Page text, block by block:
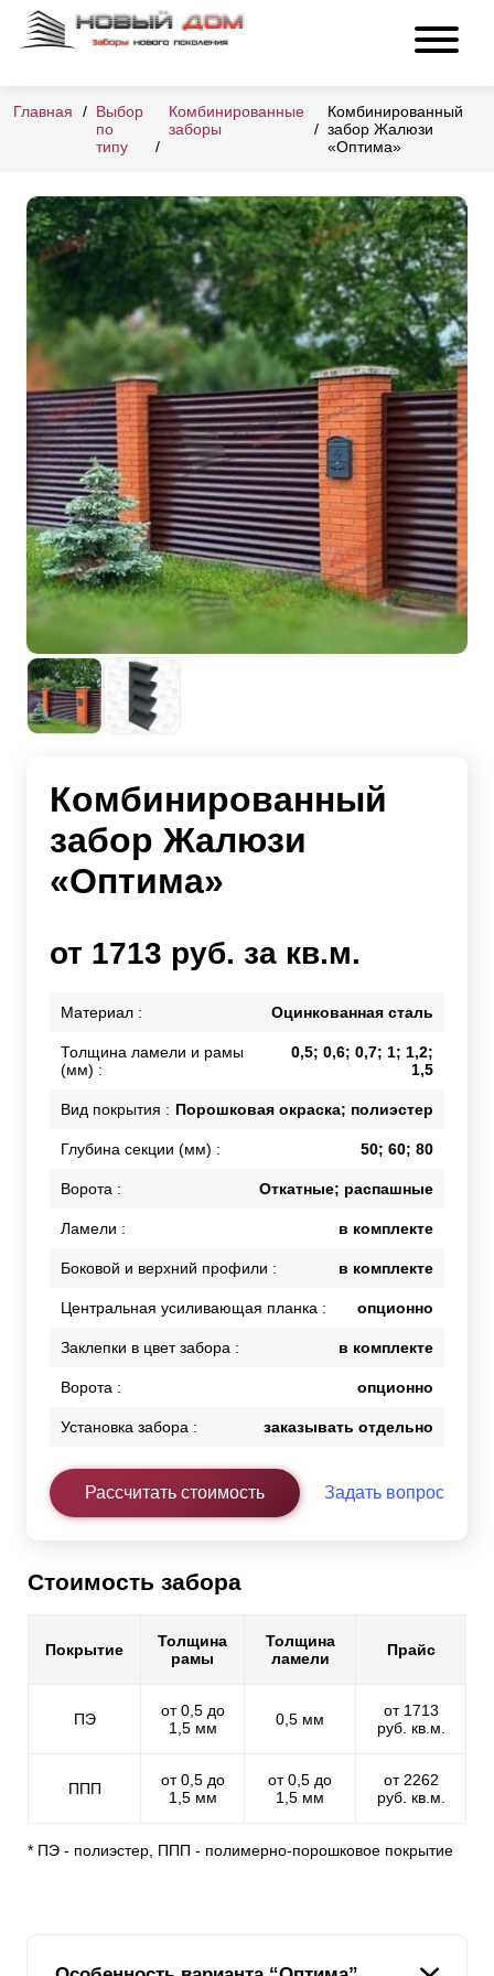
Главная
Выбор
по
типу
Комбинированные
заборы
Комбинированный
забор Жалюзи
«Оптима»
Комбинированный
забор Жалюзи
«Оптима»
от 1713 руб. за кв.м.
Материал : Оцинкованная сталь
Толщина ламели и рамы
(мм) :
0,5; 0,6; 0,7; 1; 1,2;
1,5
Вид покрытия : Порошковая окраска; полиэстер
Глубина секции (мм) : 50; 60; 80
Ворота : Откатные; распашные
Ламели : в комплекте
Боковой и верхний профили : в комплекте
Центральная усиливающая планка : опционно
Заклепки в цвет забора : в комплекте
Ворота : опционно
Установка забора : заказывать отдельно
Рассчитать стоимость Задать вопрос
Стоимость забора
Покрытие
Толщина
рамы
Толщина
ламели
Прайс
ПЭ
от 0,5 до
1,5 мм
0,5 мм
от 1713
руб. кв.м.
ППП
от 0,5 до
1,5 мм
от 0,5 до
1,5 мм
от 2262
руб. кв.м.
* ПЭ - полиэстер, ППП - полимерно-порошковое покрытие